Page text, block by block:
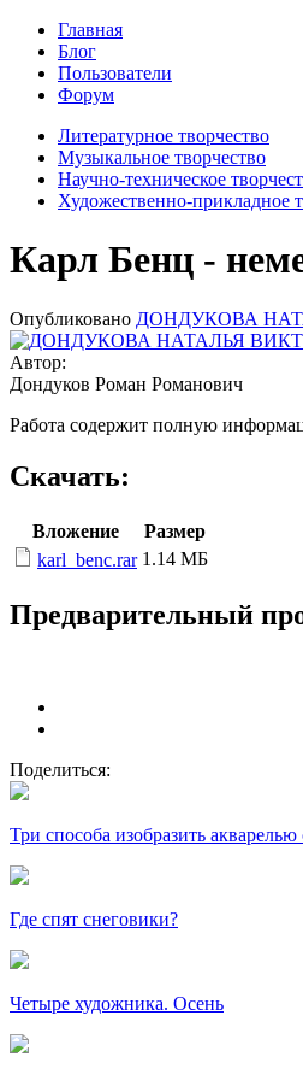
Главная
Блог
Пользователи
Форум
Литературное творчество
Музыкальное творчество
Научно-техническое
Художественно-прикладное
Карл Бенц -
Опубликовано ДОНДУКОВА
Автор:
Дондуков Роман Романович
Работа содержит полную
Скачать:
Вложение
Размер
karl_benc.rar 1.14 МБ
Предварительный
Поделиться:
Три способа изобразить
Где спят снеговики?
Четыре художника. Осень